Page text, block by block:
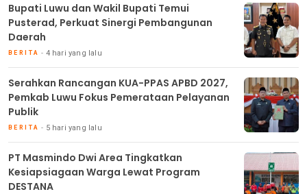
Bupati Luwu dan Wakil Bupati Temui
Pusterad, Perkuat Sinergi Pembangunan
Daerah
BERITA 4 hari yang lalu
Serahkan Rancangan KUA-PPAS APBD 2027,
Pemkab Luwu Fokus Pemerataan Pelayanan
Publik
BERITA 5 hari yang lalu
PT Masmindo Dwi Area Tingkatkan
Kesiapsiagaan Warga Lewat Program
DESTANA